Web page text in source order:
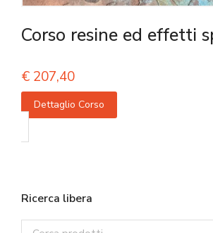
Corso resine ed effetti
€ 207,40
Dettaglio Corso
Ricerca libera